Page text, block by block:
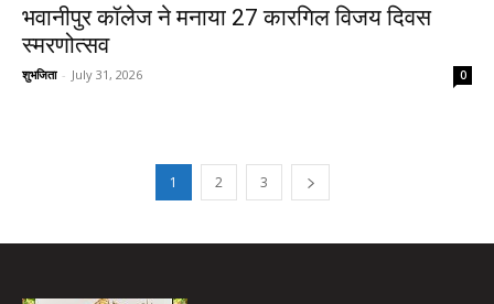
भवानीपुर कॉलेज ने मनाया 27 कारगिल विजय दिवस
स्मरणोत्सव
शुभजिता - July 31, 2026 0
1 2 3